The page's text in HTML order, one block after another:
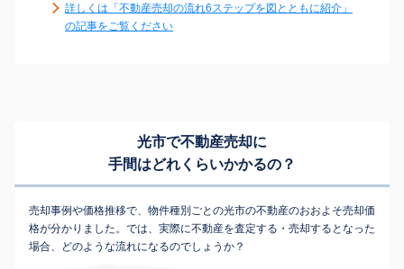
詳しくは「不動産売却の流れ6ステップを図とともに紹介」
の記事をご覧ください
光市で不動産売却に
手間はどれくらいかかるの？
売却事例や価格推移で、物件種別ごとの光市の不動産のおおよそ売却価
格が分かりました。では、実際に不動産を査定する・売却するとなった
場合、どのような流れになるのでしょうか？